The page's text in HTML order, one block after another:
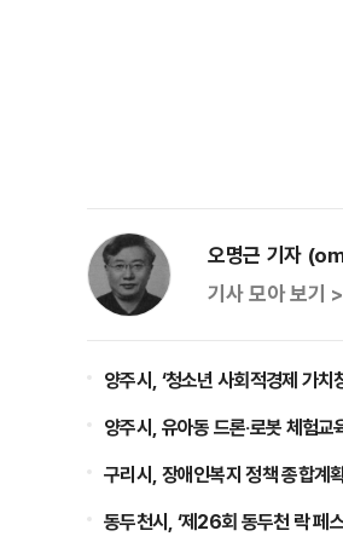
오명근 기자
기사 모아 보기 >
양주시, ‘청소년 사회적경제 가치
양주시, 유아동 드론‧로봇 체험
구리시, 장애인복지 정책 종합계
동두천시, ‘제26회 동두천 락 페